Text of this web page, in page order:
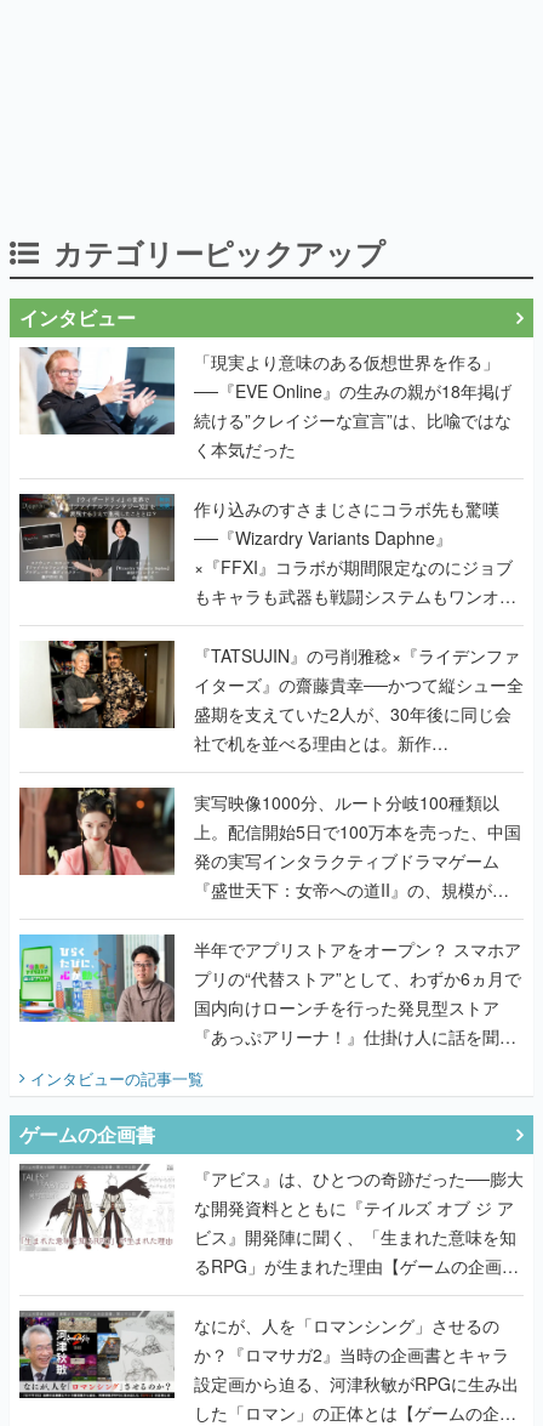
「現実より意味のある仮想世界を作る」
──『EVE Online』の生みの親が18年掲げ
く本気だった
作り込みのすさまじさにコラボ先も驚嘆
──『Wizardry Variants Daphne』
×『FFXI』コラボが期間限定なのにジョブ
もキャラも武器も戦闘システムもワンオフ
で作り込まれた理由を両ディレクターに聞
く
『TATSUJIN』の弓削雅稔×『ライデンファ
イターズ』の齋藤貴幸──かつて縦シュー全
盛期を支えていた2人が、30年後に同じ会
社で机を並べる理由とは。新作
『TATSUJIN EXTREME』で初タッグを組
んだレジェンド2人に訊く開発秘話
実写映像1000分、ルート分岐100種類以
上。配信開始5日で100万本を売った、中国
発の実写インタラクティブドラマゲーム
『盛世天下：女帝への道II』の、規模が違
うこだわりをプロデューサーに聞いた
半年でアプリストアをオープン？ スマホア
プリの“代替ストア”として、わずか6ヵ月で
国内向けローンチを行った発見型ストア
『あっぷアリーナ！』仕掛け人に話を聞い
てみた
インタビューの記事一覧
『アビス』は、ひとつの奇跡だった──膨大
な開発資料とともに『テイルズ オブ ジ ア
るRPG」が生まれた理由【ゲームの企画
書】
なにが、人を「ロマンシング」させるの
か？『ロマサガ2』当時の企画書とキャラ
設定画から迫る、河津秋敏がRPGに生み出
した「ロマン」の正体とは【ゲームの企画
書】
『ガンパレ』の企画書、ついに公開━初代
PSの伝説的タイトルは、なぜ生まれたの